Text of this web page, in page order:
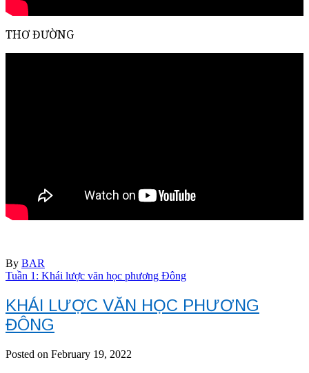
THƠ ĐƯỜNG
By BAR
Tuần 1: Khái lược văn học phương Đông
KHÁI LƯỢC VĂN HỌC PHƯƠNG
ĐÔNG
Posted on February 19, 2022